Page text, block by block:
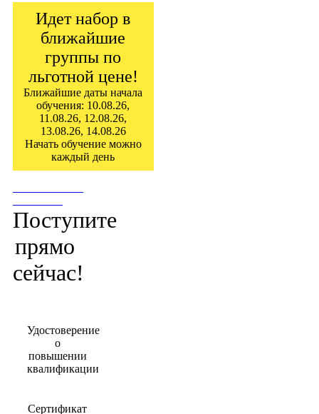
Идет набор в
ближайшие
группы по
льготной цене!
Ближайшие даты начала
обучения: 10.08.26,
11.08.26, 12.08.26,
13.08.26, 14.08.26
Начать обучение можно
каждый день
Поступите
прямо
сейчас!
Удостоверение
о
повышении
квалификации
Сертификат